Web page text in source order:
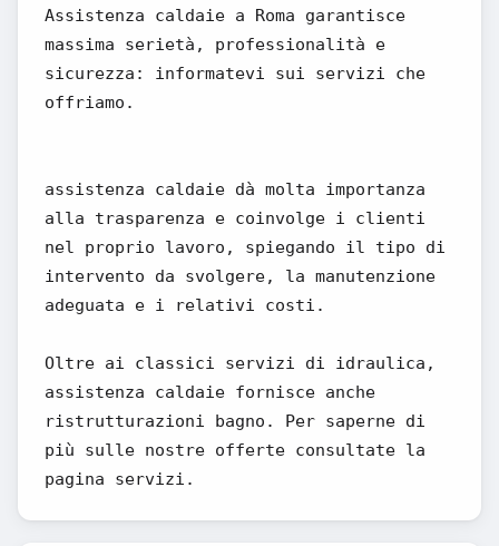
Assistenza caldaie a Roma garantisce
massima serietà, professionalità e
sicurezza: informatevi sui servizi che
offriamo.
assistenza caldaie dà molta importanza
alla trasparenza e coinvolge i clienti
nel proprio lavoro, spiegando il tipo di
intervento da svolgere, la manutenzione
adeguata e i relativi costi.
Oltre ai classici servizi di idraulica,
assistenza caldaie fornisce anche
ristrutturazioni bagno. Per saperne di
più sulle nostre offerte consultate la
pagina servizi.